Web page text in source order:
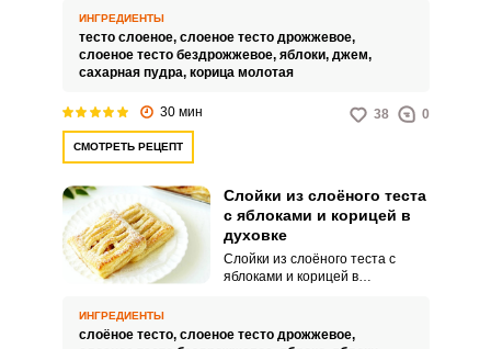
также используют тесто и
яблочную начинку слоями, из-за
чего блюдо и называется
слойки. Блюдо получается очень
ИНГРЕДИЕНТЫ
тесто слоеное, слоеное тесто дрожжевое,
слоеное тесто бездрожжевое, яблоки, джем,
сахарная пудра, корица молотая
30 мин 38 0
СМОТРЕТЬ РЕЦЕПТ
Слойки из слоёного теста
с яблоками и корицей в
духовке
Слойки из слоёного теста с
яблоками и корицей в
мир кулинарии. Также за
ИНГРЕДИЕНТЫ
слоёное тесто, слоеное тесто дрожжевое,